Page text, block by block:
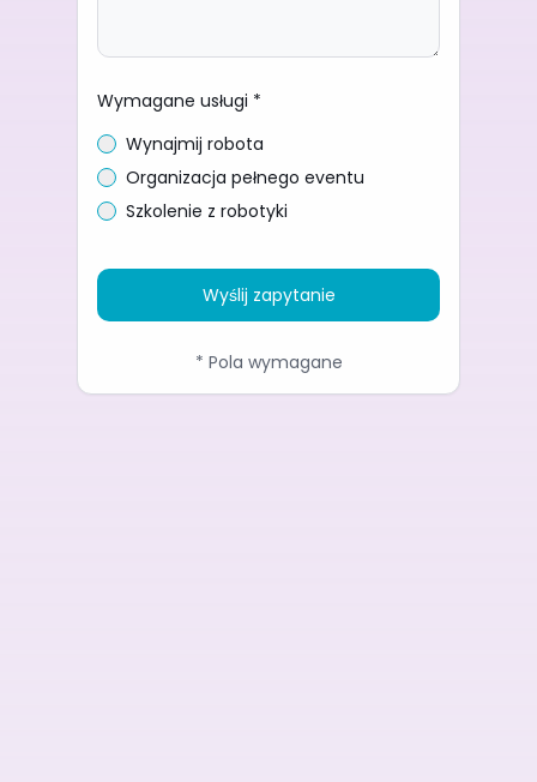
Wymagane usługi *
Wynajmij robota
Organizacja pełnego eventu
Szkolenie z robotyki
Wyślij zapytanie
* Pola wymagane